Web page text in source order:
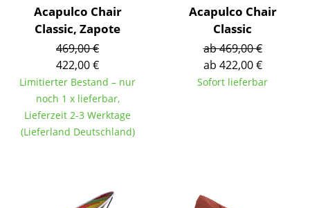
Einzelteile
... alle Sitzmöbel
Tische
Esstische
Beistelltische
Acapulco Chair
Classic, Zapote
469,00 €
422,00 €
Limitierter Bestand – nur
noch 1 x lieferbar,
Lieferzeit 2-3 Werktage
(Lieferland Deutschland)
Acapulco Chair
Classic
ab 469,00 €
ab 422,00 €
Sofort lieferbar